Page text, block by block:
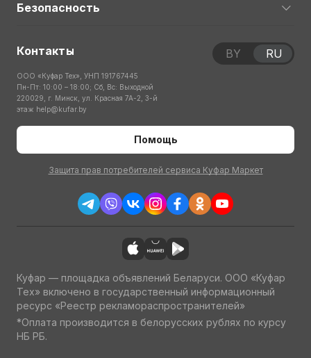
Безопасность
Контакты
ООО «Куфар Тех», УНП 191767445
Пн-Пт: 10:00 – 18:00; Сб, Вс: Выходной
220029, г. Минск, ул. Красная 7А-2, 3-й
этаж help@kufar.by
Помощь
Защита прав потребителей сервиса Куфар Маркет
BY RU
Куфар — площадка объявлений Беларуси. ООО «Куфар
Тех» включено в государственный информационный
ресурс «Реестр рекламораспространителей»
*Оплата производится в белорусских рублях по курсу
НБ РБ.